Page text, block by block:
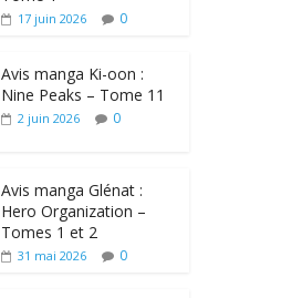
17 juin 2026 0
Avis manga Ki-oon :
Nine Peaks – Tome 11
2 juin 2026 0
Avis manga Glénat :
Hero Organization –
Tomes 1 et 2
31 mai 2026 0